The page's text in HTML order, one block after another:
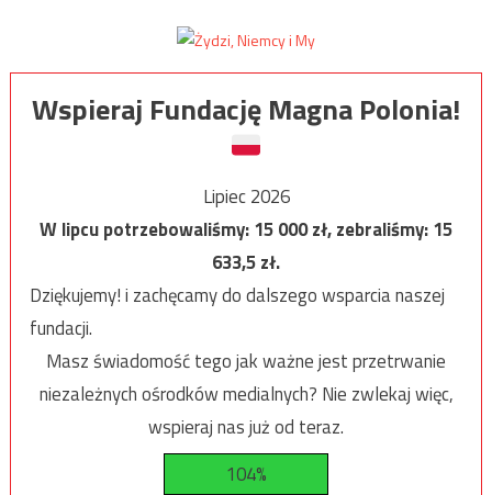
Wspieraj Fundację Magna Polonia!
Lipiec 2026
W lipcu potrzebowaliśmy:15 000zł, zebraliśmy:15
633,5zł.
Dziękujemy! i zachęcamy do dalszego wsparcia naszej
fundacji.
Masz świadomość tego jak ważne jest przetrwanie
niezależnych ośrodków medialnych? Nie zwlekaj więc,
wspieraj nas już od teraz.
104%